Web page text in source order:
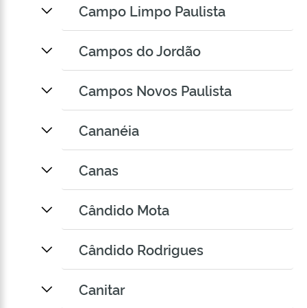
Campo Limpo Paulista
Campos do Jordão
Campos Novos Paulista
Cananéia
Canas
Cândido Mota
Cândido Rodrigues
Canitar